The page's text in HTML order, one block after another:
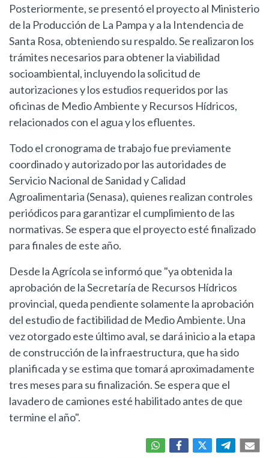
Posteriormente, se presentó el proyecto al Ministerio
de la Producción de La Pampa y a la Intendencia de
Santa Rosa, obteniendo su respaldo. Se realizaron los
trámites necesarios para obtener la viabilidad
socioambiental, incluyendo la solicitud de
autorizaciones y los estudios requeridos por las
oficinas de Medio Ambiente y Recursos Hídricos,
relacionados con el agua y los efluentes.
Todo el cronograma de trabajo fue previamente
coordinado y autorizado por las autoridades de
Servicio Nacional de Sanidad y Calidad
Agroalimentaria (Senasa), quienes realizan controles
periódicos para garantizar el cumplimiento de las
normativas. Se espera que el proyecto esté finalizado
para finales de este año.
Desde la Agrícola se informó que "ya obtenida la
aprobación de la Secretaría de Recursos Hídricos
provincial, queda pendiente solamente la aprobación
del estudio de factibilidad de Medio Ambiente. Una
vez otorgado este último aval, se dará inicio a la etapa
de construcción de la infraestructura, que ha sido
planificada y se estima que tomará aproximadamente
tres meses para su finalización. Se espera que el
lavadero de camiones esté habilitado antes de que
termine el año".